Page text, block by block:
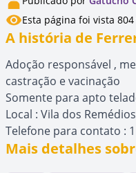
Esta página foi vista 804
A história de
Adoção responsável ,
castração e vacinação
Somente para apto
Local : Vila dos
Telefone para contato :
Mais detalhes